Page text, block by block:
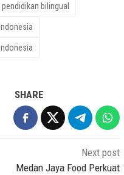
pendidikan bilingual
SHARE
Next post
Medan Jaya Food Perkuat